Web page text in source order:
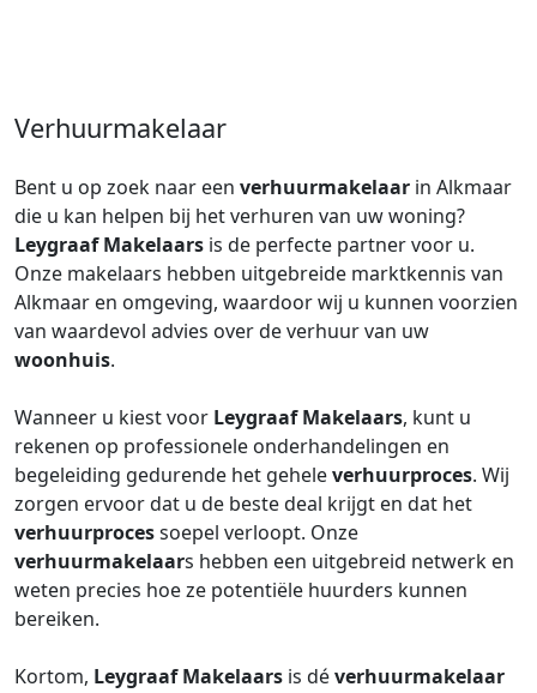
Verhuurmakelaar
Bent u op zoek naar een verhuurmakelaar in Alkmaar
die u kan helpen bij het verhuren van uw woning?
Leygraaf Makelaars is de perfecte partner voor u.
Onze makelaars hebben uitgebreide marktkennis van
Alkmaar en omgeving, waardoor wij u kunnen voorzien
van waardevol advies over de verhuur van uw
woonhuis.
Wanneer u kiest voor Leygraaf Makelaars, kunt u
rekenen op professionele onderhandelingen en
begeleiding gedurende het geheleverhuurproces. Wij
zorgen ervoor dat u de beste deal krijgt en dat het
verhuurprocessoepel verloopt. Onze
verhuurmakelaars hebben een uitgebreid netwerk en
weten precies hoe ze potentiële huurders kunnen
bereiken.
Kortom, Leygraaf Makelaars is déverhuurmakelaar